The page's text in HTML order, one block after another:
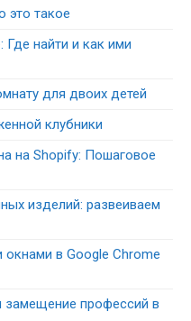
это такое
Где найти и как ими
для двоих детей
клубники
на Shopify: Пошаговое
изделий: развеиваем
в Google Chrome
замещение профессий в